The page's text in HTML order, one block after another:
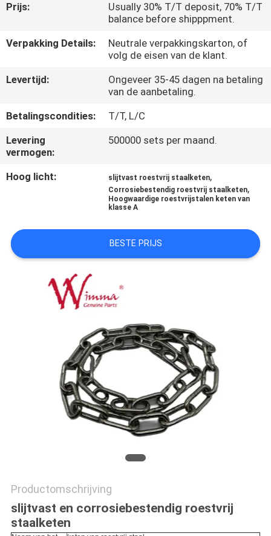
KWALITEITSCONTROLE
NIEUWS
VRAAG
EEN
OFFERTE
PRIVACYBELEID
Prijs:
Usually 30% T/T deposit, 70% T/T
balance before shipppment.
Verpakking Details:
Neutrale verpakkingskarton, of
volg de eisen van de klant.
Levertijd:
Ongeveer 35-45 dagen na betaling
van de aanbetaling.
Betalingscondities:
T/T, L/C
Levering
vermogen:
500000 sets per maand.
Hoog licht: slijtvast roestvrij staalketen,
Corrosiebestendig roestvrij staalketen,
Hoogwaardige roestvrijstalen keten van
klasse A
BESTE PRIJS
Productomschrijving
slijtvast en corrosiebestendig roestvrij
staalketen